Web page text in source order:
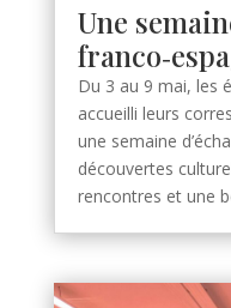
Une
Du 3 au 9 mai, les
accueilli leurs
une semaine
découvertes
rencontres et une